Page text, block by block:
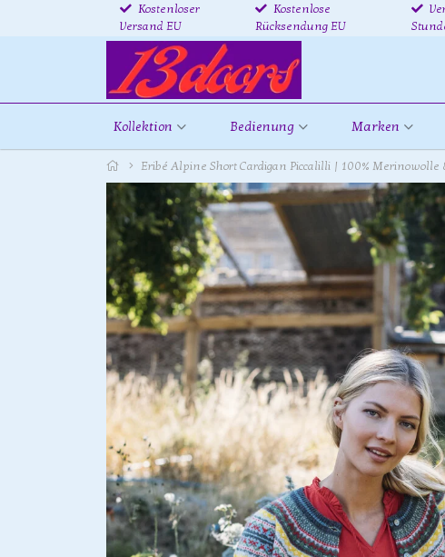
Kostenloser
Versand EU
Kostenlose
Rücksendung EU
Kollektion Bedienung Marken
Eribé Alpine Short Cardigan Piccalilli | 100% Merinowolle